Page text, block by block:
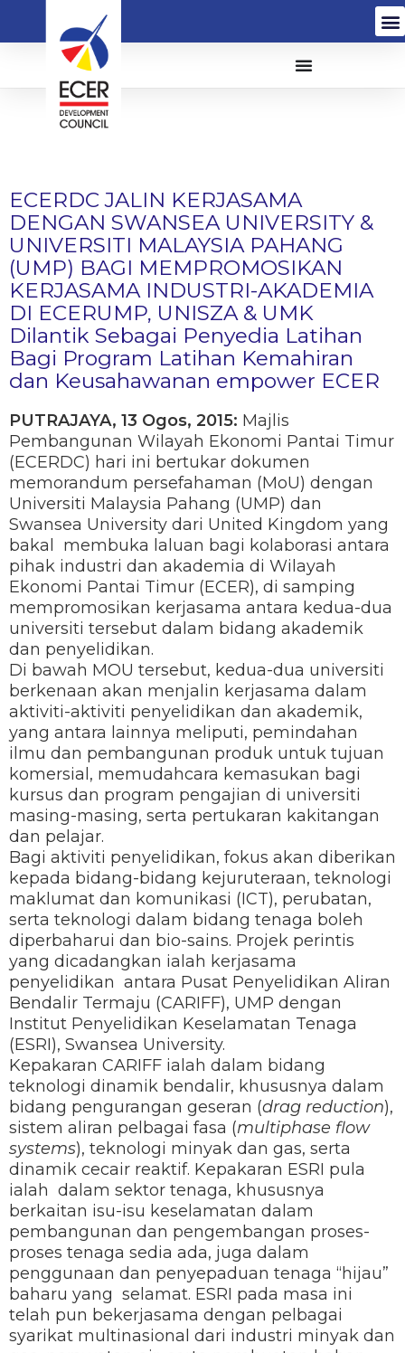
ECERDC JALIN KERJASAMA
DENGAN SWANSEA UNIVERSITY &
UNIVERSITI MALAYSIA PAHANG
(UMP) BAGI MEMPROMOSIKAN
KERJASAMA INDUSTRI-AKADEMIA
DI ECERUMP, UNISZA & UMK
Dilantik Sebagai Penyedia Latihan
Bagi Program Latihan Kemahiran
dan Keusahawanan empower ECER
PUTRAJAYA, 13 Ogos, 2015: Majlis
Pembangunan Wilayah Ekonomi Pantai Timur
(ECERDC) hari ini bertukar dokumen
memorandum persefahaman (MoU) dengan
Universiti Malaysia Pahang (UMP) dan
Swansea University dari United Kingdom yang
bakal membuka laluan bagi kolaborasi antara
pihak industri dan akademia di Wilayah
Ekonomi Pantai Timur (ECER), di samping
mempromosikan kerjasama antara kedua-dua
universiti tersebut dalam bidang akademik
dan penyelidikan.
Di bawah MOU tersebut, kedua-dua universiti
berkenaan akan menjalin kerjasama dalam
aktiviti-aktiviti penyelidikan dan akademik,
yang antara lainnya meliputi, pemindahan
ilmu dan pembangunan produk untuk tujuan
komersial, memudahcara kemasukan bagi
kursus dan program pengajian di universiti
masing-masing, serta pertukaran kakitangan
dan pelajar.
Bagi aktiviti penyelidikan, fokus akan diberikan
kepada bidang-bidang kejuruteraan, teknologi
maklumat dan komunikasi (ICT), perubatan,
serta teknologi dalam bidang tenaga boleh
diperbaharui dan bio-sains. Projek perintis
yang dicadangkan ialah kerjasama
penyelidikan antara Pusat Penyelidikan Aliran
Bendalir Termaju (CARIFF), UMP dengan
Institut Penyelidikan Keselamatan Tenaga
(ESRI), Swansea University.
Kepakaran CARIFF ialah dalam bidang
teknologi dinamik bendalir, khususnya dalam
bidang pengurangan geseran (drag reduction),
sistem aliran pelbagai fasa (multiphase flow
systems), teknologi minyak dan gas, serta
dinamik cecair reaktif. Kepakaran ESRI pula
ialah dalam sektor tenaga, khususnya
berkaitan isu-isu keselamatan dalam
pembangunan dan pengembangan proses-
proses tenaga sedia ada, juga dalam
penggunaan dan penyepaduan tenaga “hijau”
baharu yang selamat. ESRI pada masa ini
telah pun bekerjasama dengan pelbagai
syarikat multinasional dari industri minyak dan